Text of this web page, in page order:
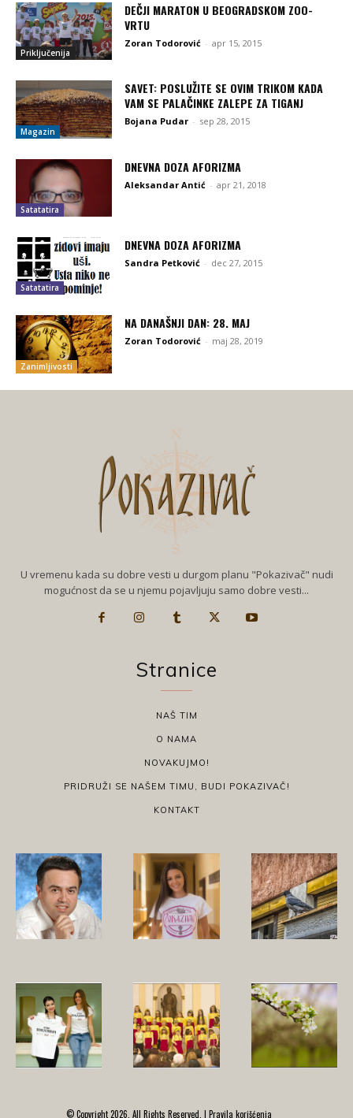
Priključenija
DEČJI MARATON U BEOGRADSKOM ZOO-
VRTU
Zoran Todorović - apr 15, 2015
Magazin
SAVET: POSLUŽITE SE OVIM TRIKOM KADA
VAM SE PALAČINKE ZALEPE ZA TIGANJ
Bojana Pudar - sep 28, 2015
Satatatira
DNEVNA DOZA AFORIZMA
Aleksandar Antić - apr 21, 2018
Satatatira
DNEVNA DOZA AFORIZMA
Sandra Petković - dec 27, 2015
Zanimljivosti
NA DANAŠNJI DAN: 28. MAJ
Zoran Todorović - maj 28, 2019
U vremenu kada su dobre vesti u durgom planu "Pokazivač" nudi
mogućnost da se u njemu pojavljuju samo dobre vesti...
Stranice
NAŠ TIM
O NAMA
NOVAKUJMO!
PRIDRUŽI SE NAŠEM TIMU, BUDI POKAZIVAČ!
KONTAKT
© Copyright 2026, All Rights Reserved. | Pravila korišćenja